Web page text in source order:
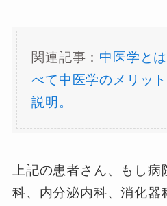
関連記事： 中医学と
べて中医学のメリッ
説明。
上記の患者さん、もし病
科、内分泌内科、消化